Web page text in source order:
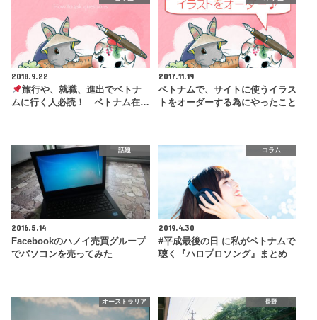
2018.9.22
旅行や、就職、進出でベトナ
ムに行く人必読！ ベトナム在…
2017.11.19
ベトナムで、サイトに使うイラス
トをオーダーする為にやったこと
話題
2016.5.14
Facebookのハノイ売買グループ
でパソコンを売ってみた
コラム
2019.4.30
#平成最後の日 に私がベトナムで
聴く『ハロプロソング』まとめ
オーストラリア 長野